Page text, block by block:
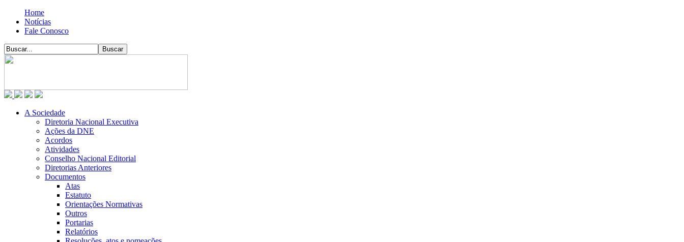
Home
Notícias
Fale Conosco
A Sociedade
Diretoria Nacional Executiva
Ações da DNE
Acordos
Atividades
Conselho Nacional Editorial
Diretorias Anteriores
Documentos
Atas
Estatuto
Orientações Normativas
Outros
Portarias
Relatórios